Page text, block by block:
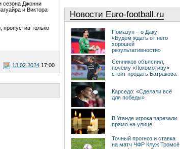
сезона Джонни
и Виктора
только
13.02.2024 17:00
Новости Euro-football.ru
Помазун – о Даку:
«Будем ждать от него
хорошей
результативности»
Сенников объяснил,
почему «Локомотиву»
стоит продать Батракова
Карседо: «Сделали всё
для победы»
В Уганде игрока зарезали
прямо на улице
Точный прогноз и ставка
на матч ЧФР Клуж Тромсё